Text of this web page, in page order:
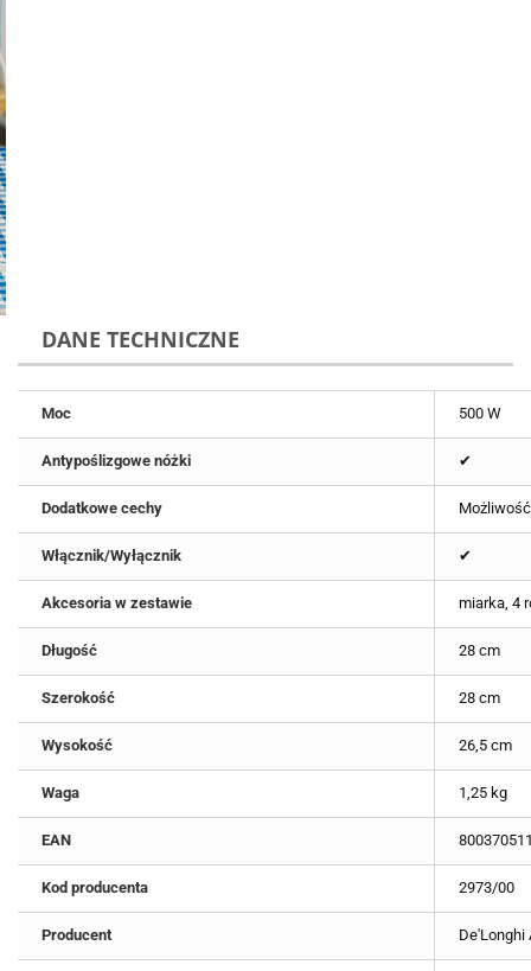
DANE TECHNICZNE
Moc 500 W
Antypoślizgowe nóżki ✔
Dodatkowe cechy
Włącznik/Wyłącznik ✔
Akcesoria w zestawie miarka, 4
Długość 28 cm
Szerokość 28 cm
Wysokość 26,5 cm
Waga 1,25 kg
EAN
Kod producenta 2973/00
Producent De'Longhi